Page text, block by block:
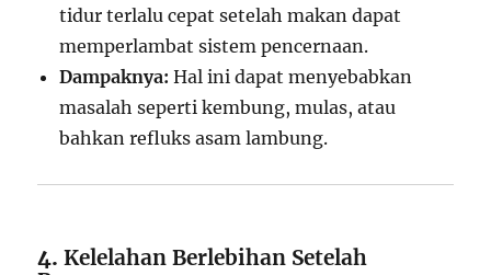
tidur terlalu cepat setelah makan dapat
memperlambat sistem pencernaan.
Dampaknya: Hal ini dapat menyebabkan
masalah seperti kembung, mulas, atau
bahkan refluks asam lambung.
4.Kelelahan Berlebihan Setelah